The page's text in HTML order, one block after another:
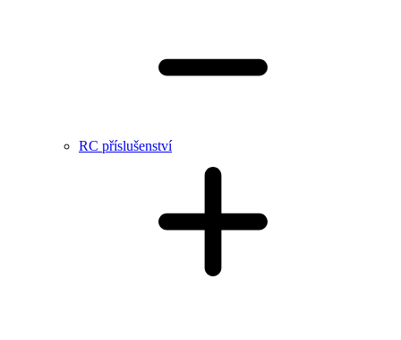
RC příslušenství